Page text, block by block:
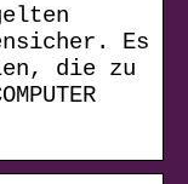
Es
die zu